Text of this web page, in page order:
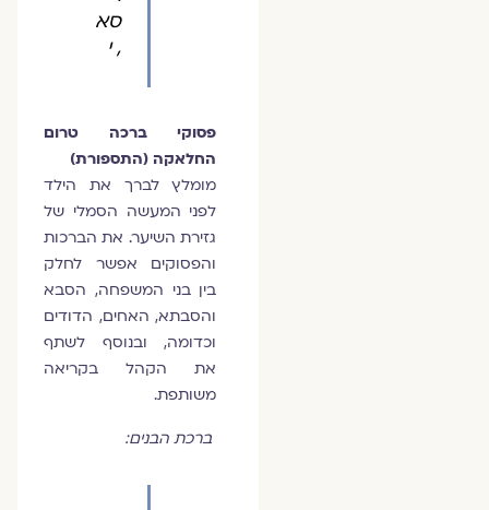
סא
, י
פסוקי ברכה טרום
החלאקה (התספורת)
מומלץ לברך את הילד
לפני המעשה הסמלי של
גזירת השיער. את הברכות
והפסוקים אפשר לחלק
בין בני המשפחה, הסבא
והסבתא, האחים, הדודים
וכדומה, ובנוסף לשתף
את הקהל בקריאה
משותפת.
ברכת הבנים: